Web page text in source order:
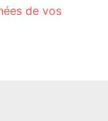
de vos